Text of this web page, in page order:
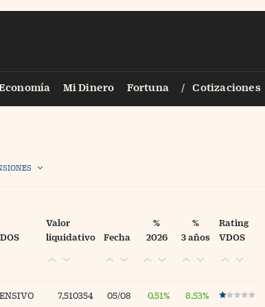
Mi Dinero Fortuna Cotizaciones
Infografías
Newsletter
Valor
liquidativo
Fecha
%
2026
%
3 años
Rating
VDOS
7,510354 05/08 0,51% 8,53%